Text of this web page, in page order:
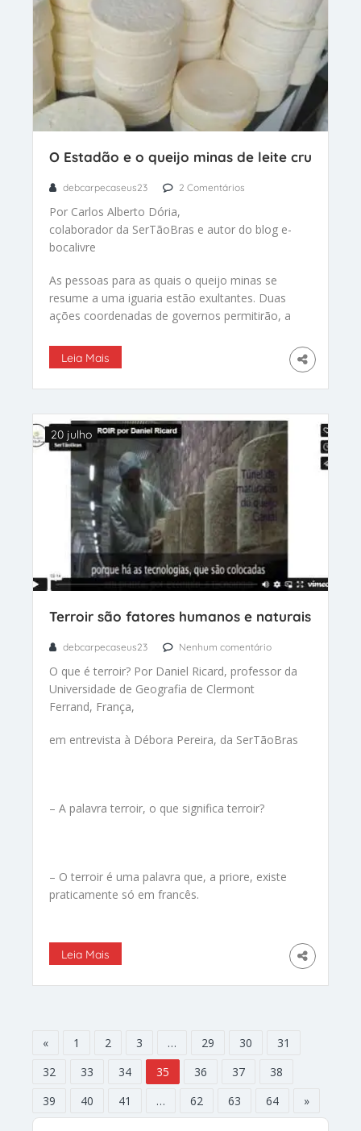
O Estadão e o queijo minas de leite cru
debcarpecaseus23 2 Comentários
Por Carlos Alberto Dória,
colaborador da SerTãoBras e autor do blog e-
bocalivre
As pessoas para as quais o queijo minas se
resume a uma iguaria estão exultantes. Duas
ações coordenadas de governos permitirão, a
prateleiras paulistanas.
Leia Mais
Terroir são fatores humanos e naturais
20 julho
debcarpecaseus23 Nenhum comentário
O que é terroir? Por Daniel Ricard, professor da
Universidade de Geografia de Clermont
Ferrand, França,
em entrevista à Débora Pereira, da SerTãoBras
– A palavra terroir, o que significa terroir?
– O terroir é uma palavra que, a priore, existe
praticamente só em francês.
Leia Mais
« 1 2 3 … 29 30
31
32
33 34 35 36 37
38
39
40 41 … 62 63 64 »